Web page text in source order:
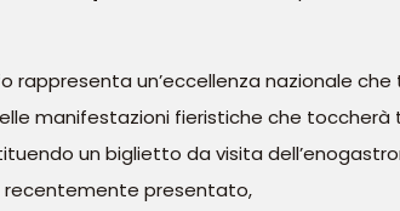
rappresenta un’eccellenza nazionale che
manifestazioni fieristiche che
un biglietto da visita
recentemente presentato,